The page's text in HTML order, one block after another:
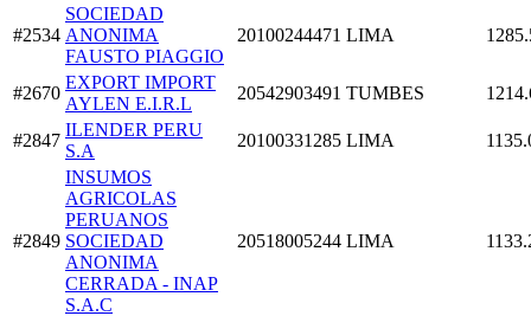
#2534
SOCIEDAD
ANONIMA
FAUSTO PIAGGIO
20100244471 LIMA
#2670
EXPORT IMPORT
AYLEN E.I.R.L
20542903491 TUMBES
#2847
ILENDER PERU
S.A
20100331285 LIMA
#2849
INSUMOS
AGRICOLAS
PERUANOS
SOCIEDAD
ANONIMA
CERRADA - INAP
S.A.C
20518005244 LIMA